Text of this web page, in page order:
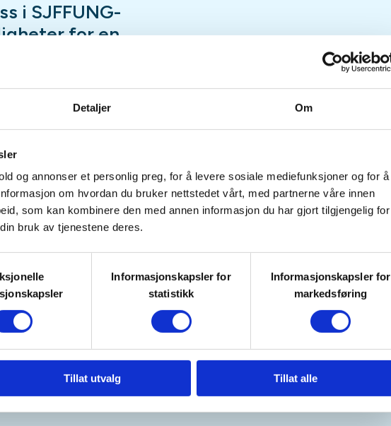
Detaljer Om
og annonser et personlig preg, for å levere sosiale mediefunksjoner og for å
om hvordan du bruker nettstedet vårt, med partnerne våre innen
som kan kombinere den med annen informasjon du har gjort tilgjengelig for
bruk av tjenestene deres.
Informasjonskapsler for
statistikk
Informasjonskapsler for
markedsføring
Tillat utvalg Tillat alle
i SJFFUNG-
for en
utvalgets
mye, mye
året med unntak av
jakt eller
og på sosiale medier
for deg som er
(opp til 26år)